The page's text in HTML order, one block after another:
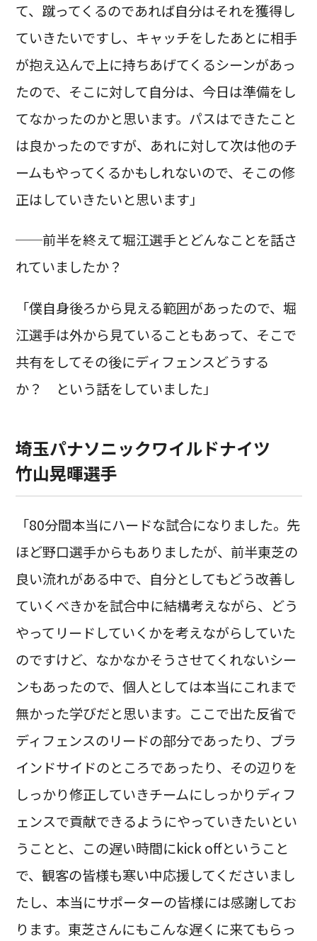
て、蹴ってくるのであれば自分はそれを獲得し
ていきたいですし、キャッチをしたあとに相手
が抱え込んで上に持ちあげてくるシーンがあっ
たので、そこに対して自分は、今日は準備をし
てなかったのかと思います。パスはできたこと
は良かったのですが、あれに対して次は他のチ
ームもやってくるかもしれないので、そこの修
正はしていきたいと思います」
──前半を終えて堀江選手とどんなことを話さ
れていましたか？
「僕自身後ろから見える範囲があったので、堀
江選手は外から見ていることもあって、そこで
共有をしてその後にディフェンスどうする
か？ という話をしていました」
埼玉パナソニックワイルドナイツ
竹山晃暉選手
「80分間本当にハードな試合になりました。先
ほど野口選手からもありましたが、前半東芝の
良い流れがある中で、自分としてもどう改善し
ていくべきかを試合中に結構考えながら、どう
やってリードしていくかを考えながらしていた
のですけど、なかなかそうさせてくれないシー
ンもあったので、個人としては本当にこれまで
無かった学びだと思います。ここで出た反省で
ディフェンスのリードの部分であったり、ブラ
インドサイドのところであったり、その辺りを
しっかり修正していきチームにしっかりディフ
ェンスで貢献できるようにやっていきたいとい
うことと、この遅い時間にkick offということ
で、観客の皆様も寒い中応援してくださいまし
たし、本当にサポーターの皆様には感謝してお
ります。東芝さんにもこんな遅くに来てもらっ